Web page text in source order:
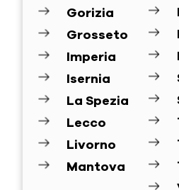
Gorizia
Grosseto
Imperia
Isernia
La Spezia
Lecco
Livorno
Mantova